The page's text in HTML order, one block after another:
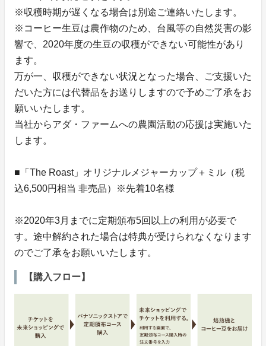
※収穫時期が遅くなる場合は別途ご連絡いたします。
※コーヒー生豆は農作物のため、台風等の自然災害の影
響で、2020年度の生豆の収穫ができない可能性があり
ます。
万が一、収穫ができない状況となった場合、ご支援いた
だいた方には代替品をお送りしますので予めご了承をお
願いいたします。
当社からアダ・ファームへの農園活動の応援は実施いた
します。
■「The Roast」オリジナルメジャーカップ＋ミル（税
込6,500円相当 非売品）※先着10名様
※2020年3月までに定期頒布5回以上の利用が必要で
す。途中解約された場合は特典が受けられなくなります
のでご了承をお願いいたします。
【購入フロー】